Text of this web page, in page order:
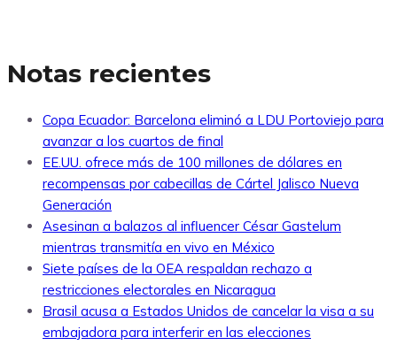
Notas recientes
Copa Ecuador: Barcelona eliminó a LDU Portoviejo para
avanzar a los cuartos de final
EE.UU. ofrece más de 100 millones de dólares en
recompensas por cabecillas de Cártel Jalisco Nueva
Generación
Asesinan a balazos al influencer César Gastelum
mientras transmitía en vivo en México
Siete países de la OEA respaldan rechazo a
restricciones electorales en Nicaragua
Brasil acusa a Estados Unidos de cancelar la visa a su
embajadora para interferir en las elecciones